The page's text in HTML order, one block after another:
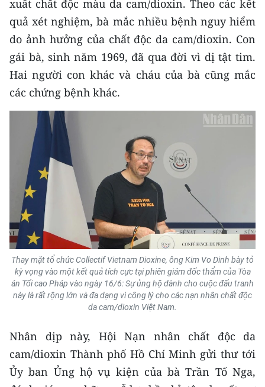
xuất chất độc màu da cam/dioxin. Theo các kết
quả xét nghiệm, bà mắc nhiều bệnh nguy hiểm
do ảnh hưởng của chất độc da cam/dioxin. Con
gái bà, sinh năm 1969, đã qua đời vì dị tật tim.
Hai người con khác và cháu của bà cũng mắc
các chứng bệnh khác.
Thay mặt tổ chức Collectif Vietnam Dioxine, ông Kim Vo Dinh bày tỏ
kỳ vọng vào một kết quả tích cực tại phiên giám đốc thẩm của Tòa
án Tối cao Pháp vào ngày 16/6: Sự ủng hộ dành cho cuộc đấu tranh
này là rất rộng lớn và đa dạng vì công lý cho các nạn nhân chất độc
da cam/dioxin Việt Nam.
Nhân dịp này, Hội Nạn nhân chất độc da
cam/dioxin Thành phố Hồ Chí Minh gửi thư tới
Ủy ban Ủng hộ vụ kiện của bà Trần Tố Nga,